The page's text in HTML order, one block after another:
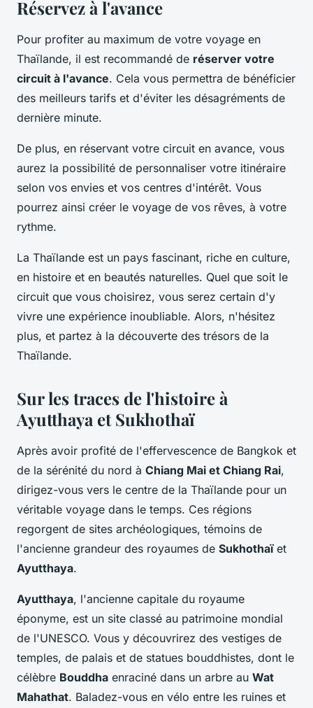
Réservez à l'avance
Pour profiter au maximum de votre voyage en
Thaïlande, il est recommandé de réserver votre
circuit à l'avance. Cela vous permettra de bénéficier
des meilleurs tarifs et d'éviter les désagréments de
dernière minute.
De plus, en réservant votre circuit en avance, vous
aurez la possibilité de personnaliser votre itinéraire
selon vos envies et vos centres d'intérêt. Vous
pourrez ainsi créer le voyage de vos rêves, à votre
rythme.
La Thaïlande est un pays fascinant, riche en culture,
en histoire et en beautés naturelles. Quel que soit le
circuit que vous choisirez, vous serez certain d'y
vivre une expérience inoubliable. Alors, n'hésitez
plus, et partez à la découverte des trésors de la
Thaïlande.
Sur les traces de l'histoire à
Ayutthaya et Sukhothaï
Après avoir profité de l'effervescence de Bangkok et
de la sérénité du nord à Chiang Mai et Chiang Rai,
dirigez-vous vers le centre de la Thaïlande pour un
véritable voyage dans le temps. Ces régions
regorgent de sites archéologiques, témoins de
l'ancienne grandeur des royaumes de Sukhothaïet
Ayutthaya.
Ayutthaya, l'ancienne capitale du royaume
éponyme, est un site classé au patrimoine mondial
de l'UNESCO. Vous y découvrirez des vestiges de
temples, de palais et de statues bouddhistes, dont le
célèbre Bouddha enraciné dans un arbre au Wat
Mahathat. Baladez-vous en vélo entre les ruines et